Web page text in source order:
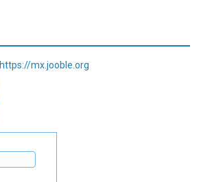
https://mx.jooble.org